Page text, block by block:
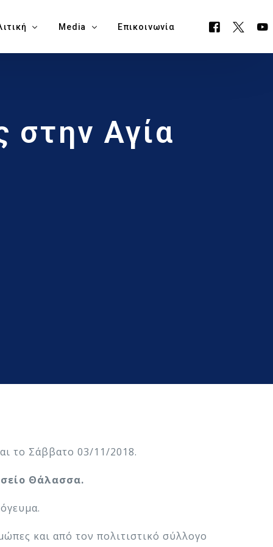
Μεταφορών, Επικοινωνιών & Έργων
Media
Δελτία Τύπου
Επικοινωνία
στην Αγία
το Σάββατο 03/11/2018.
Θάλασσα.
και από τον πολιτιστικό σύλλογο